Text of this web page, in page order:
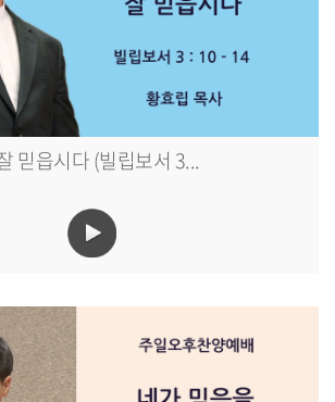
믿읍시다 (빌립보서 3...